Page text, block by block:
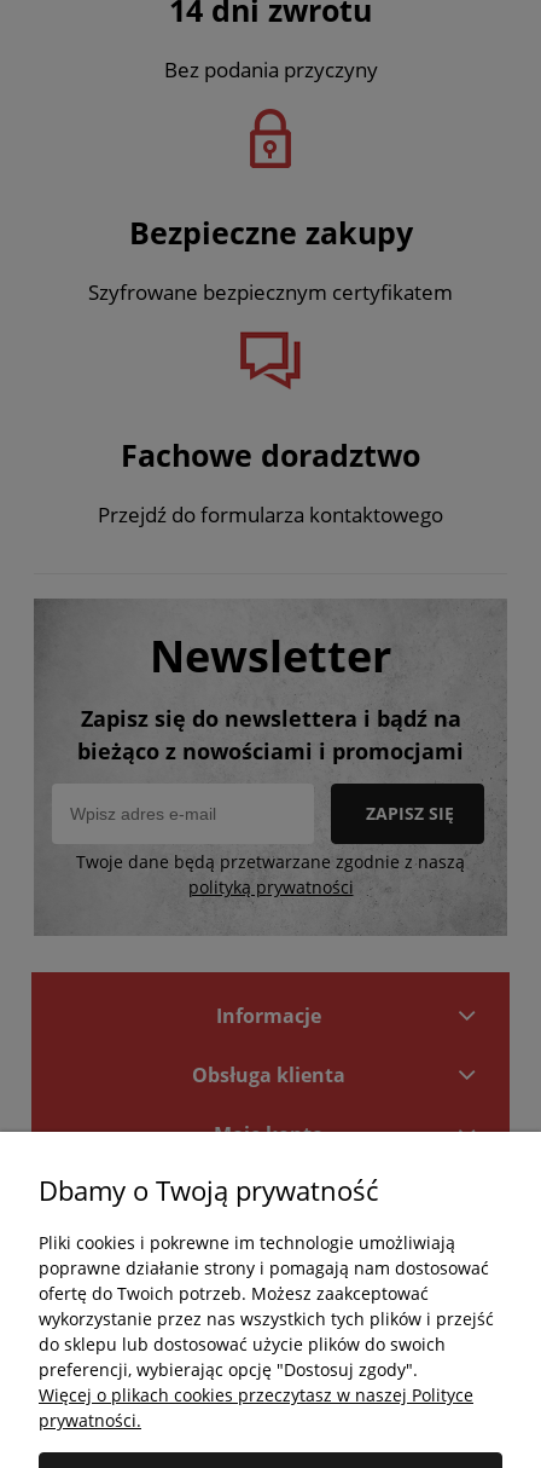
14 dni zwrotu
Bez podania przyczyny
Bezpieczne zakupy
Szyfrowane bezpiecznym certyfikatem
Fachowe doradztwo
Przejdź do formularza kontaktowego
Newsletter
Zapisz się do newslettera i bądź na
bieżąco z nowościami i promocjami
ZAPISZ SIĘ
Twoje dane będą przetwarzane zgodnie z naszą
polityką prywatności
Informacje
Obsługa klienta
Moje konto
Płatności i dostawa
Kontakt
Kontakt
undefined
Godziny otwarcia salonu:
Dbamy o Twoją prywatność
Pliki cookies i pokrewne im technologie umożliwiają
poprawne działanie strony i pomagają nam dostosować
ofertę do Twoich potrzeb. Możesz zaakceptować
wykorzystanie przez nas wszystkich tych plików i przejść
do sklepu lub dostosować użycie plików do swoich
preferencji, wybierając opcję "Dostosuj zgody".
Więcej o plikach cookies przeczytasz w naszej Polityce
prywatności.